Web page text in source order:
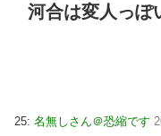
河合は変人っぽ
25: 名無しさん＠恐縮です